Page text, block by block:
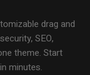
drag and
SEO,
theme. Start
minutes.